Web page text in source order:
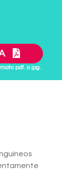
pdf. o jpg.